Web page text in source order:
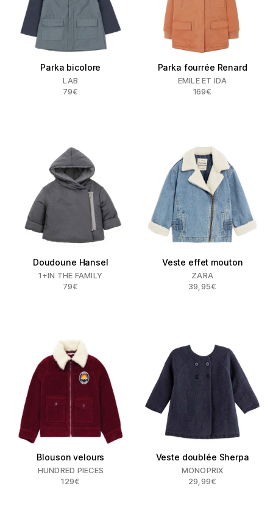
Parka bicolore
LAB
79€
Parka fourrée Renard
EMILE ET IDA
169€
Doudoune Hansel
1+IN THE FAMILY
79€
Veste effet mouton
ZARA
39,95€
Blouson velours
HUNDRED PIECES
129€
Veste doublée Sherpa
MONOPRIX
29,99€